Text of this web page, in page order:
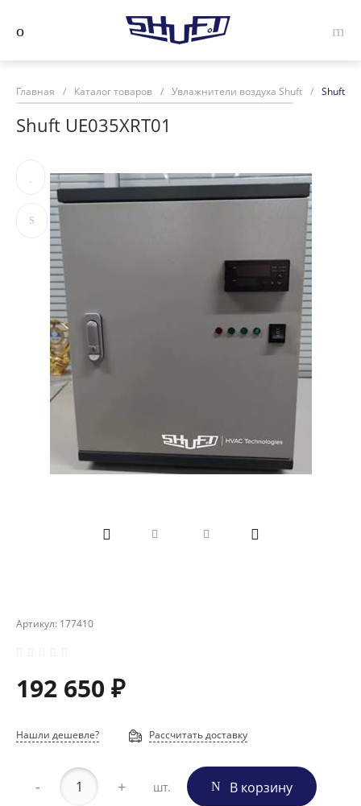
Главная / Каталог товаров / Увлажнители воздуха Shuft / Shuft
Shuft UE035XRT01
Артикул: 177410
192 650 ₽
Нашли дешевле? Рассчитать доставку
- + шт. В корзину